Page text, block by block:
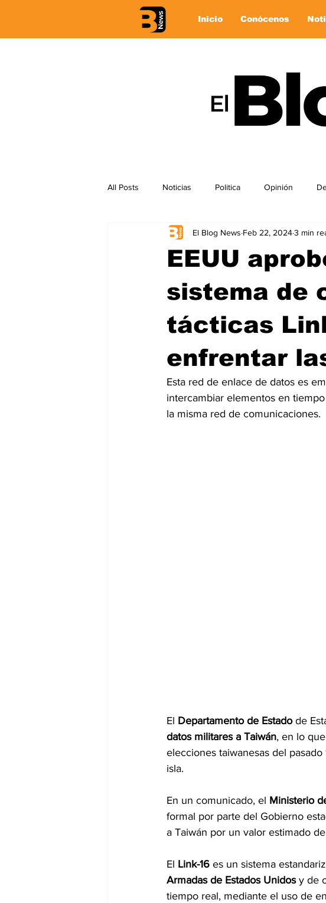
Inicio Conócenos
All Posts Noticias Politica Opinión
EEUU
sistema de
tácticas
enfrentar
El Blog News Feb 22, 20243 min
Esta red de enlace de datos es
intercambiar elementos en
la misma red de comunicaciones.
El Departamento de Estado de
datos militares a Taiwán, en lo
elecciones taiwanesas del
isla.
En un comunicado, el Ministerio
formal por parte del Gobierno
a Taiwán por un valor estimado de
El Link-16 es un sistema
Armadas de Estados Unidos y de
tiempo real, mediante el uso de